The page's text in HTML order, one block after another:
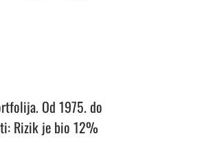
Od 1975. do
Rizik je bio 12%